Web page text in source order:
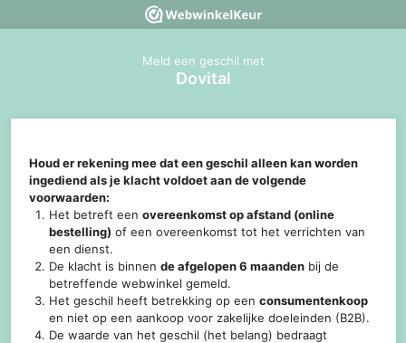
Meld een geschil met
Dovital
Houd er rekening mee dat een geschil alleen kan worden
ingediend als je klacht voldoet aan de volgende
voorwaarden:
Het betreft eenovereenkomst op afstand (online
bestelling) of een overeenkomst tot het verrichten van
een dienst.
De klacht is binnende afgelopen 6 maanden bij de
betreffende webwinkel gemeld.
Het geschil heeft betrekking op eenconsumentenkoop
en niet op een aankoop voor zakelijke doeleinden (B2B).
De waarde van het geschil (het belang) bedraagt